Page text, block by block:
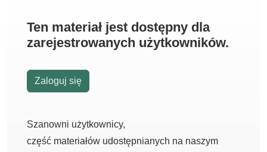
Ten materiał jest dostępny dla
zarejestrowanych użytkowników.
Zaloguj się
Szanowni użytkownicy,
część materiałów udostępnianych na naszym